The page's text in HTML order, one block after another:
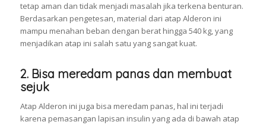
tetap aman dan tidak menjadi masalah jika terkena benturan.
Berdasarkan pengetesan, material dari atap Alderon ini
mampu menahan beban dengan berat hingga 540 kg, yang
menjadikan atap ini salah satu yang sangat kuat.
2. Bisa meredam panas dan membuat
sejuk
Atap Alderon ini juga bisa meredam panas, hal ini terjadi
karena pemasangan lapisan insulin yang ada di bawah atap